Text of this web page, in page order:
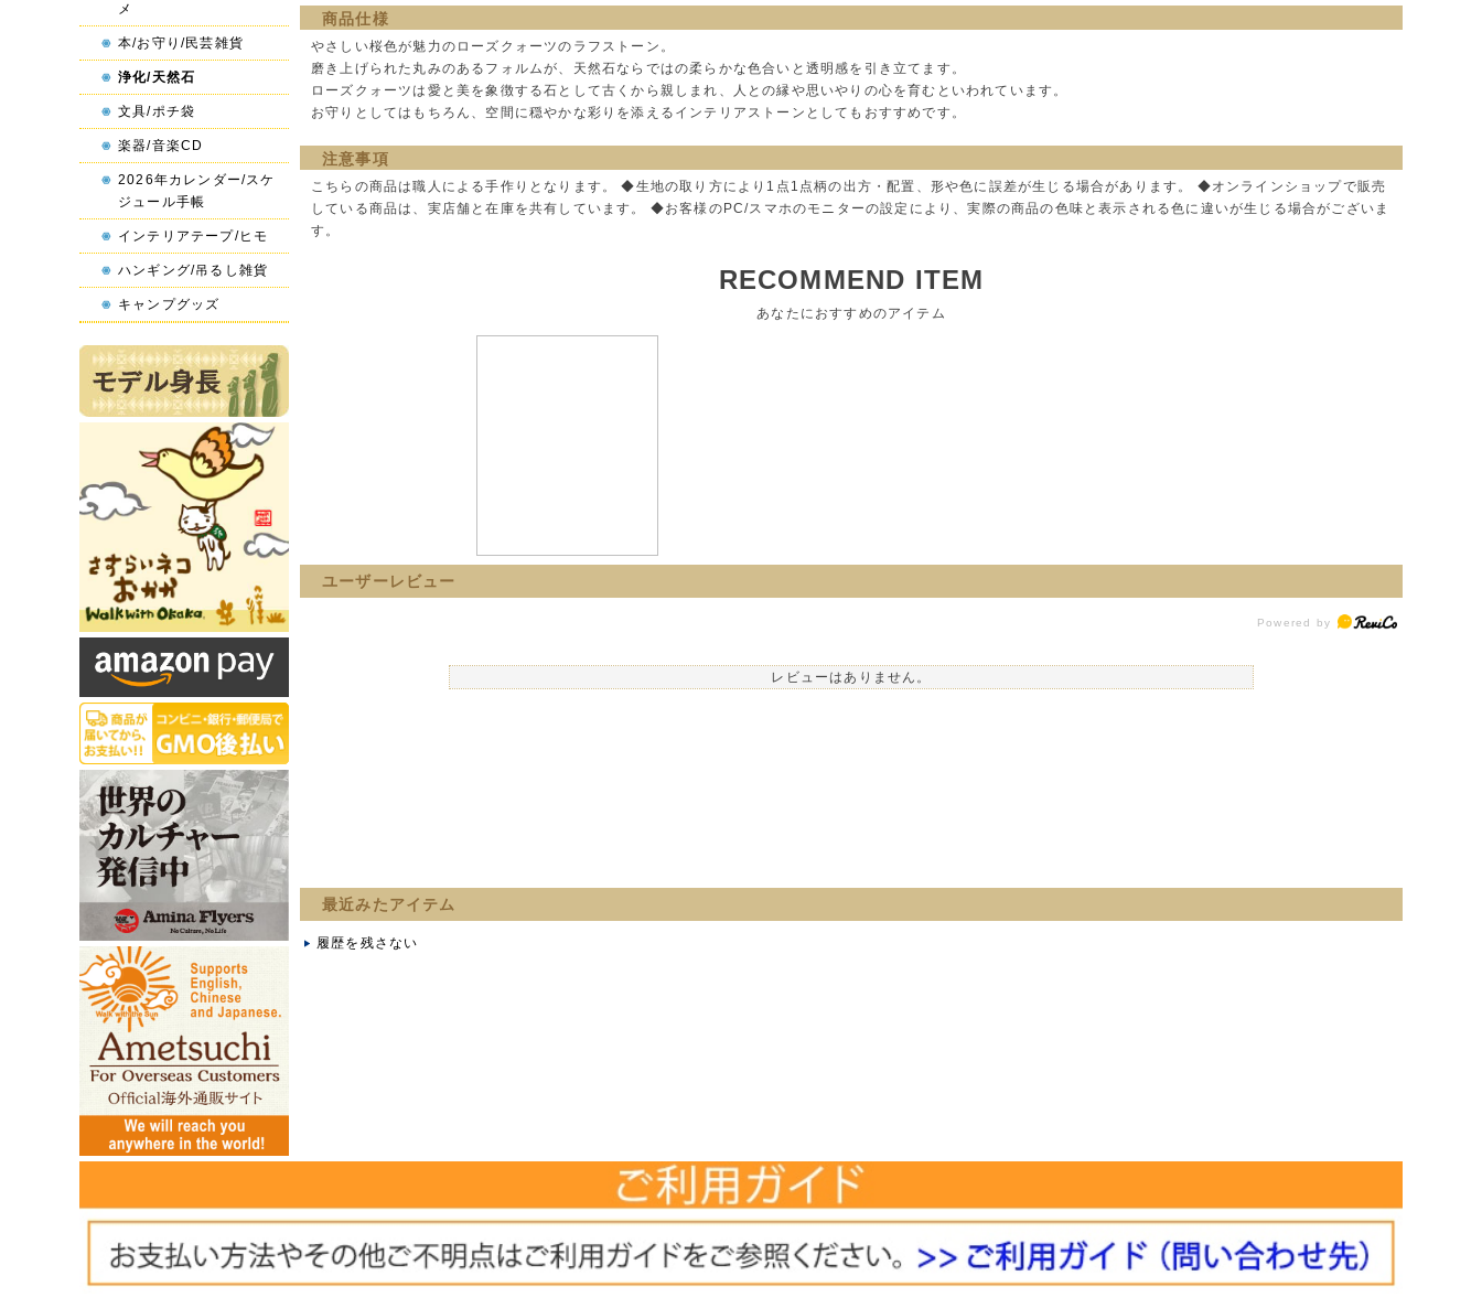
商品仕様
やさしい桜色が魅力のローズクォーツのラフストーン。
磨き上げられた丸みのあるフォルムが、天然石ならではの柔らかな色合いと透明感を引き立てます。
ローズクォーツは愛と美を象徴する石として古くから親しまれ、人との縁や思いやりの心を育むといわれています。
お守りとしてはもちろん、空間に穏やかな彩りを添えるインテリアストーンとしてもおすすめです。
注意事項
こちらの商品は職人による手作りとなります。 ◆生地の取り方により1点1点柄の出方・配置、形や色に誤差が生じる場合があります。 ◆オンラインショップで販売
している商品は、実店舗と在庫を共有しています。 ◆お客様のPC/スマホのモニターの設定により、実際の商品の色味と表示される色に違いが生じる場合がございま
す。
RECOMMEND ITEM
あなたにおすすめのアイテム
ユーザーレビュー
レビューはありません。
最近みたアイテム
履歴を残さない
メ
本/お守り/民芸雑貨
浄化/天然石
文具/ポチ袋
楽器/音楽CD
2026年カレンダー/スケ
ジュール手帳
インテリアテープ/ヒモ
ハンギング/吊るし雑貨
キャンプグッズ